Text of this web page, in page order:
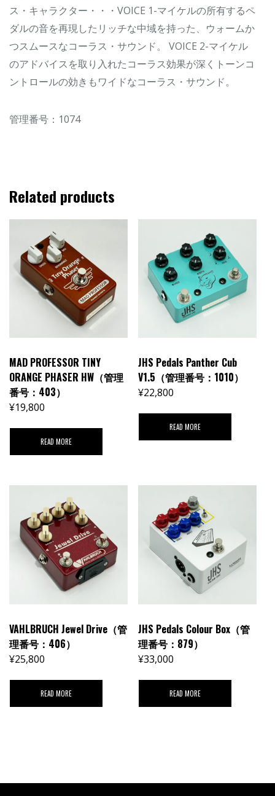
ス・キャラクター・・・VOICE 1-マイケルの所有するペ
ダルの音を再現したリッチな中域を持った、ウォームか
つスムースなコーラス・サウンド。 VOICE 2-マイケル
のアドバイスを取り入れたコーラス効果が深くトーンコ
ントロールの効きもワイドなコーラス・サウンド。
管理番号：1074
Related products
MAD PROFESSOR TINY
ORANGE PHASER HW（管理
番号：403）
¥19,800
READ MORE
JHS Pedals Panther Cub
V1.5（管理番号：1010）
¥22,800
READ MORE
VAHLBRUCH Jewel Drive（管
理番号：406）
¥25,800
READ MORE
JHS Pedals Colour Box（管
理番号：879）
¥33,000
READ MORE